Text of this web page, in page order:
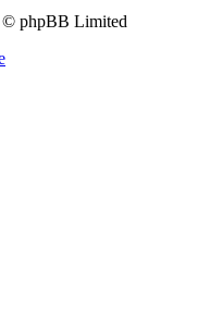
phpBB Limited